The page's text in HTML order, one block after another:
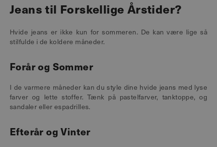
Jeans til Forskellige Årstider?
Hvide jeans er ikke kun for sommeren. De kan være lige så
stilfulde i de koldere måneder.
Forår og Sommer
I de varmere måneder kan du style dine hvide jeans med lyse
farver og lette stoffer. Tænk på pastelfarver, tanktoppe, og
sandaler eller espadrilles.
Efterår og Vinter